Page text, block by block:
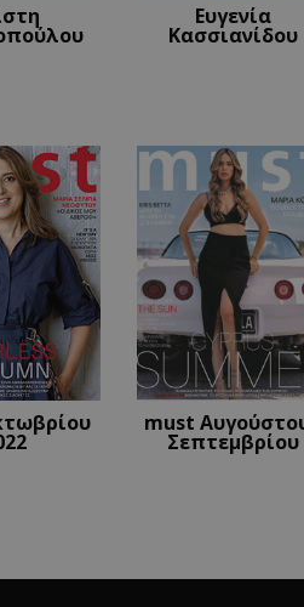
Ευγενία
Κασσιανίδου
must
Σεπτεμβρίου
_scc_session
PHPSESSID